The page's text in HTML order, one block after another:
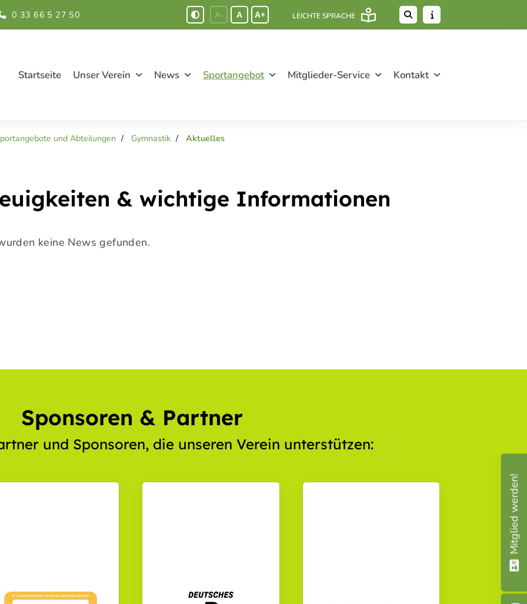
0 33 66 5 27 50 A- A A+ LEICHTE SPRACHE
Startseite Unser Verein News Sportangebot Mitglieder-Service Kontakt
und Abteilungen Gymnastik Aktuelles
& wichtige Informationen
keine News gefunden.
Sponsoren & Partner
und Sponsoren, die unseren Verein unterstützen:
Mitglied werden!
Termine
15848 Beeskow